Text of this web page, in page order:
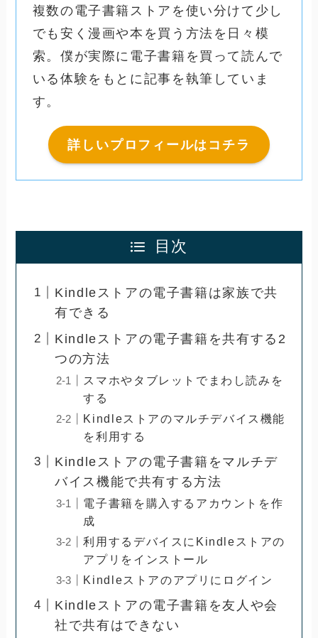
複数の電子書籍ストアを使い分けて少し
でも安く漫画や本を買う方法を日々模
索。僕が実際に電子書籍を買って読んで
いる体験をもとに記事を執筆していま
す。
詳しいプロフィールはコチラ
目次
Kindleストアの電子書籍は家族で共
有できる
Kindleストアの電子書籍を共有する2
つの方法
スマホやタブレットでまわし読みを
する
Kindleストアのマルチデバイス機能
を利用する
Kindleストアの電子書籍をマルチデ
バイス機能で共有する方法
電子書籍を購入するアカウントを作
成
利用するデバイスにKindleストアの
アプリをインストール
Kindleストアのアプリにログイン
Kindleストアの電子書籍を友人や会
社で共有はできない